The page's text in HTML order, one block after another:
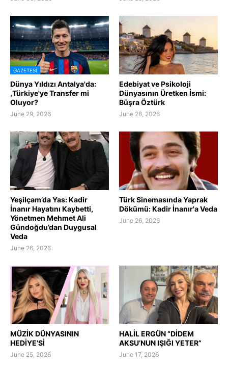
GAZETESI
Dünya Yıldızı Antalya'da:
,Türkiye'ye Transfer mi
Oluyor?
June 29, 2026
Edebiyat ve Psikoloji
Dünyasının Üretken İsmi:
Büşra Öztürk
June 28, 2026
Yeşilçam’da Yas: Kadir
İnanır Hayatını Kaybetti,
Yönetmen Mehmet Ali
Gündoğdu’dan Duygusal
Veda
June 26, 2026
Türk Sinemasında Yaprak
Dökümü: Kadir İnanır'a Veda
June 26, 2026
MÜZİK DÜNYASININ
HEDİYE’Sİ
June 25, 2026
HALİL ERGÜN “DİDEM
AKSU’NUN IŞIĞI YETER”
June 17, 2026